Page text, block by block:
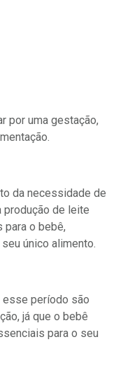
por uma gestação,
da necessidade de
produção de leite
o bebê,
único alimento.
período são
já que o bebê
para o seu